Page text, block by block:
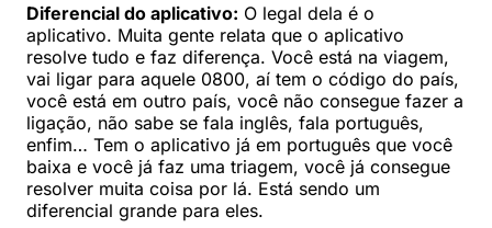
Diferencial do aplicativo: O legal dela é o
aplicativo. Muita gente relata que o aplicativo
resolve tudo e faz diferença. Você está na viagem,
vai ligar para aquele 0800, aí tem o código do país,
você está em outro país, você não consegue fazer a
ligação, não sabe se fala inglês, fala português,
enfim… Tem o aplicativo já em português que você
baixa e você já faz uma triagem, você já consegue
resolver muita coisa por lá. Está sendo um
diferencial grande para eles.